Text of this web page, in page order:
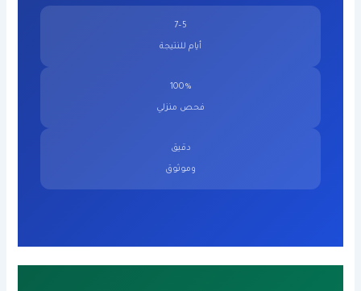
5–7
أيام للنتيجة
100%
فحص منزلي
دقيق
وموثوق